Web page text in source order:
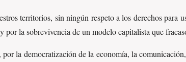
territorios, sin ningún respeto a los derechos para
la sobrevivencia de un modelo capitalista que
la democratización de la economía, la